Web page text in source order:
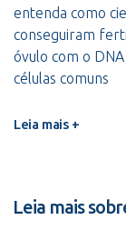
entenda como
conseguiram
óvulo com o
células comuns
Leia mais +
Leia mais